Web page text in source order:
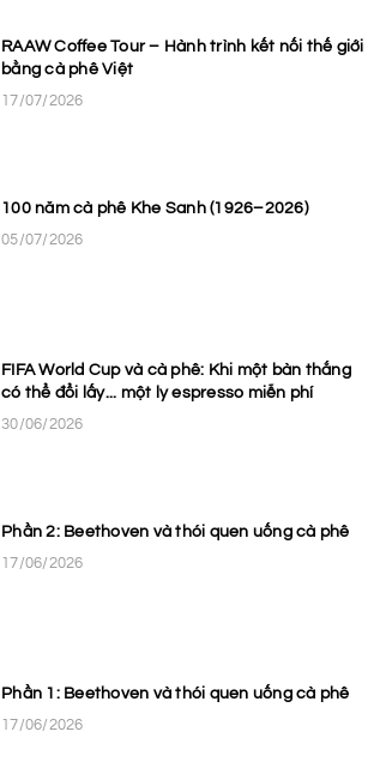
RAAW Coffee Tour – Hành trình kết nối thế giới
bằng cà phê Việt
17/07/2026
100 năm cà phê Khe Sanh (1926–2026)
05/07/2026
FIFA World Cup và cà phê: Khi một bàn thắng
có thể đổi lấy... một ly espresso miễn phí
30/06/2026
Phần 2: Beethoven và thói quen uống cà phê
17/06/2026
Phần 1: Beethoven và thói quen uống cà phê
17/06/2026